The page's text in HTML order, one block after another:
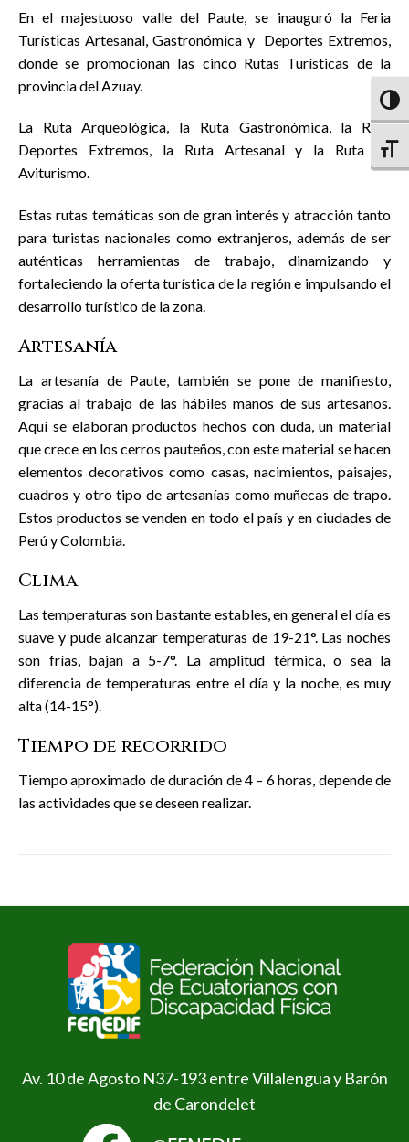
En el majestuoso valle del Paute, se inauguró la Feria
Turísticas Artesanal, Gastronómica y Deportes Extremos,
donde se promocionan las cinco Rutas Turísticas de la
provincia del Azuay.
La Ruta Arqueológica, la Ruta Gastronómica, la Ruta
Deportes Extremos, la Ruta Artesanal y la Ruta de
Aviturismo.
Estas rutas temáticas son de gran interés y atracción tanto
para turistas nacionales como extranjeros, además de ser
auténticas herramientas de trabajo, dinamizando y
fortaleciendo la oferta turística de la región e impulsando el
desarrollo turístico de la zona.
Artesanía
La artesanía de Paute, también se pone de manifiesto,
gracias al trabajo de las hábiles manos de sus artesanos.
Aquí se elaboran productos hechos con duda, un material
que crece en los cerros pauteños, con este material se hacen
elementos decorativos como casas, nacimientos, paisajes,
cuadros y otro tipo de artesanías como muñecas de trapo.
Estos productos se venden en todo el país y en ciudades de
Perú y Colombia.
Clima
Las temperaturas son bastante estables, en general el día es
suave y pude alcanzar temperaturas de 19-21°. Las noches
son frías, bajan a 5-7°. La amplitud térmica, o sea la
diferencia de temperaturas entre el día y la noche, es muy
alta (14-15°).
Tiempo de recorrido
Tiempo aproximado de duración de 4 – 6 horas, depende de
las actividades que se deseen realizar.
Av. 10 de Agosto N37-193 entre Villalengua y Barón
de Carondelet